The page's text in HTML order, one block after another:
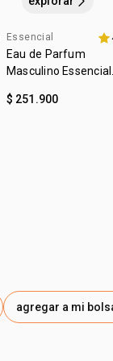
4u al 40%
Essencial
Eau de Parfum
Masculino Essencial
$ 251.900
agregar a mi